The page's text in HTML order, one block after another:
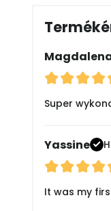
Super
Yassine
It was my